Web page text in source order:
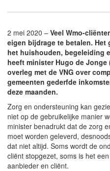
2 mei 2020 – Veel Wmo-
eigen bijdrage te betalen.
het huishouden, begeleiding
heeft minister Hugo de Jonge
overleg met de VNG over
gemeenten gederfde
deze maanden.
Zorg en ondersteuning kan
niet op de gebruikelijke manier
minister benadrukt dat de zorg
moet worden geleverd,
dat niet altijd. Soms wordt de
cliënt stopgezet, soms is het
aanbieder en cliënt.